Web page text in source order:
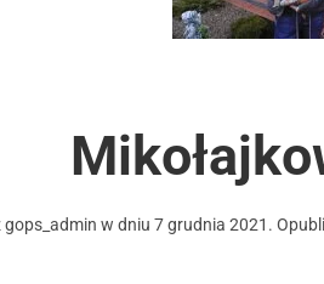
gops_admin w dniu7 grudnia 2021 .